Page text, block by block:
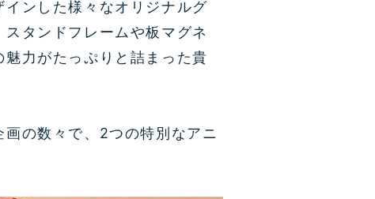
ンした様々なオリジナルグ
タンドフレームや板マグネ
力がたっぷりと詰まった貴
の数々で、2つの特別なアニ